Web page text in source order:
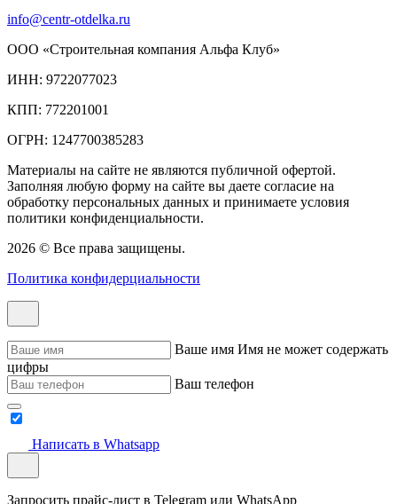
info@centr-otdelka.ru
ООО «Строительная компания Альфа Клуб»
ИНН: 9722077023
КПП: 772201001
ОГРН: 1247700385283
Материалы на сайте не являются публичной офертой.
Заполняя любую форму на сайте вы даете согласие на
обработку персональных данных и принимаете условия
политики конфиденциальности.
2026 © Все права защищены.
Политика конфидерциальности
Ваше имя Имя не может содержать
цифры
Ваш телефон
Написать в Whatsapp
Запросить прайс-лист в Telegram или WhatsApp